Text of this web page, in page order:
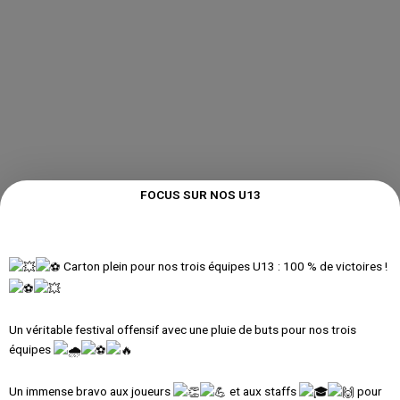
FOCUS SUR NOS U13
Carton plein pour nos trois équipes U13 : 100 % de victoires !
Un véritable festival offensif avec une pluie de buts pour nos trois
équipes
Un immense bravo aux joueurs et aux staffs pour